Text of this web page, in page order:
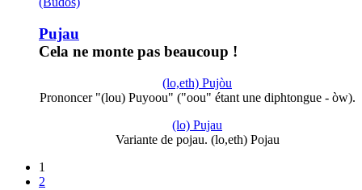
Pujau
Cela ne monte pas beaucoup !
(lo,eth) Pujòu
Prononcer "(lou) Puyoou" ("oou" étant une diphtongue - òw).
(lo) Pujau
Variante de pojau. (lo,eth) Pojau
1
2